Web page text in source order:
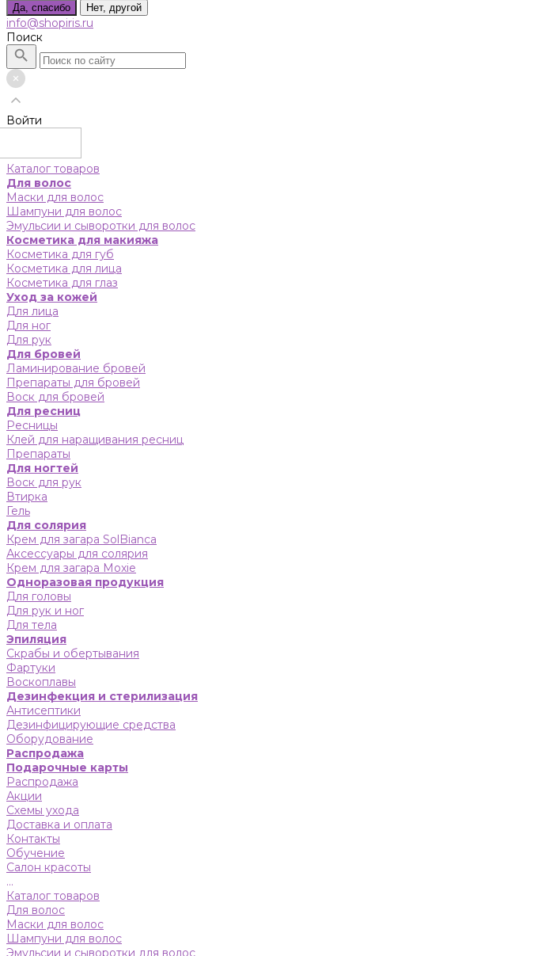
Да, спасибо Нет, другой
info@shopiris.ru
Поиск
Войти
Каталог товаров
Для волос
Маски для волос
Шампуни для волос
Эмульсии и сыворотки для волос
Косметика для макияжа
Косметика для губ
Косметика для лица
Косметика для глаз
Уход за кожей
Для лица
Для ног
Для рук
Для бровей
Ламинирование бровей
Препараты для бровей
Воск для бровей
Для ресниц
Ресницы
Клей для наращивания ресниц
Препараты
Для ногтей
Воск для рук
Втирка
Гель
Для солярия
Крем для загара SolBianca
Аксессуары для солярия
Крем для загара Moxie
Одноразовая продукция
Для головы
Для рук и ног
Для тела
Эпиляция
Скрабы и обертывания
Фартуки
Воскоплавы
Дезинфекция и стерилизация
Антисептики
Дезинфицирующие средства
Оборудование
Распродажа
Подарочные карты
Распродажа
Акции
Схемы ухода
Доставка и оплата
Контакты
Обучение
Салон красоты
...
Каталог товаров
Для волос
Маски для волос
Шампуни для волос
Эмульсии и сыворотки для волос